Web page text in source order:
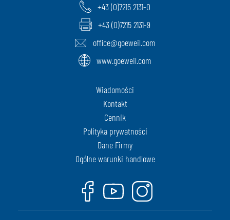
+43 (0)7215 2131-0
+43 (0)7215 2131-9
office@goeweil.com
www.goeweil.com
Wiadomości
Kontakt
Cennik
Polityka prywatności
Dane Firmy
Ogólne warunki handlowe
Facebook
YoutubeInstagram